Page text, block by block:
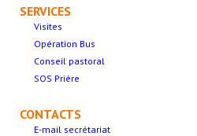
SERVICES
Visites
Opération Bus
Conseil pastoral
SOS Prière
CONTACTS
E-mail secrétariat